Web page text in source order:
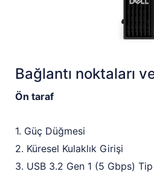
Bağlantı noktaları
Ön taraf
1. Güç Düğmesi
2. Küresel Kulaklık Girişi
3. USB 3.2 Gen 1 (5 Gbps)